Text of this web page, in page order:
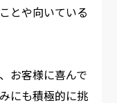
とや向いている
お客様に喜んで
にも積極的に挑